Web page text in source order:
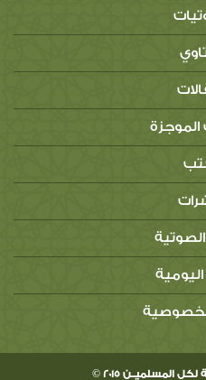
الموجزة
الصوتية
اليومية
2015 ©